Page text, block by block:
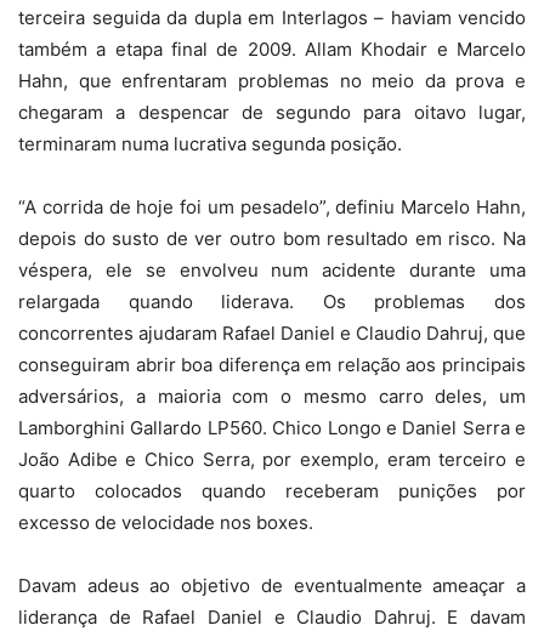
terceira seguida da dupla em Interlagos – haviam vencido
também a etapa final de 2009. Allam Khodair e Marcelo
Hahn, que enfrentaram problemas no meio da prova e
chegaram a despencar de segundo para oitavo lugar,
terminaram numa lucrativa segunda posição.
“A corrida de hoje foi um pesadelo”, definiu Marcelo Hahn,
depois do susto de ver outro bom resultado em risco. Na
véspera, ele se envolveu num acidente durante uma
relargada quando liderava. Os problemas dos
concorrentes ajudaram Rafael Daniel e Claudio Dahruj, que
conseguiram abrir boa diferença em relação aos principais
adversários, a maioria com o mesmo carro deles, um
Lamborghini Gallardo LP560. Chico Longo e Daniel Serra e
João Adibe e Chico Serra, por exemplo, eram terceiro e
quarto colocados quando receberam punições por
excesso de velocidade nos boxes.
Davam adeus ao objetivo de eventualmente ameaçar a
liderança de Rafael Daniel e Claudio Dahruj. E davam